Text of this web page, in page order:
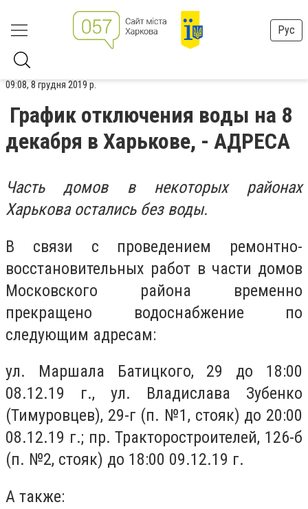
Рус
09:08, 8 грудня 2019 р.
График отключения воды на 8
декабря в Харькове, - АДРЕСА
Часть домов в некоторых районах
Харькова остались без воды.
В связи с проведением ремонтно-
восстановительных работ в части домов
Московского района временно
прекращено водоснабжение по
следующим адресам:
ул. Маршала Батицкого, 29 до 18:00
08.12.19 г., ул. Владислава Зубенко
(Тимуровцев), 29-г (п. №1, стояк) до 20:00
08.12.19 г.; пр. Тракторостроителей, 126-б
(п. №2, стояк) до 18:00 09.12.19 г.
А также: